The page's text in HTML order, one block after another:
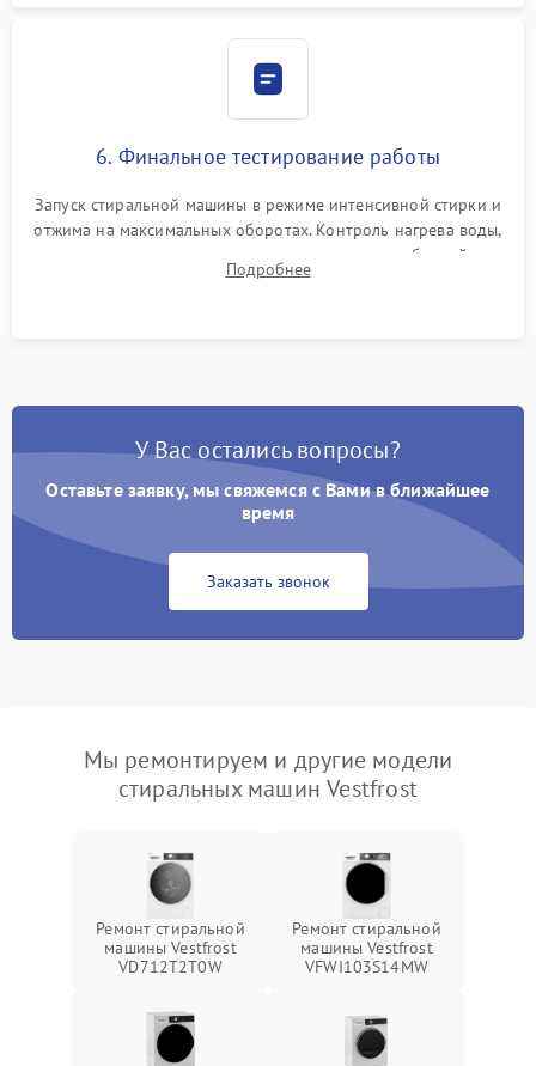
6. Финальное тестирование работы
Запуск стиральной машины в режиме интенсивной стирки и
отжима на максимальных оборотах. Контроль нагрева воды,
корректности слива, отсутствия излишних вибраций,
посторонних стуков и протечек под корпусом.
Подробнее
У Вас остались вопросы?
Оставьте заявку, мы свяжемся с Вами в ближайшее
время
Заказать звонок
Мы ремонтируем и другие модели
стиральных машин Vestfrost
Ремонт стиральной
машины Vestfrost
VD712T2T0W
Ремонт стиральной
машины Vestfrost
VFWI103S14MW